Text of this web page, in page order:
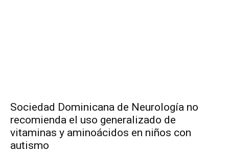
Sociedad Dominicana de Neurología no
recomienda el uso generalizado de
vitaminas y aminoácidos en niños con
autismo